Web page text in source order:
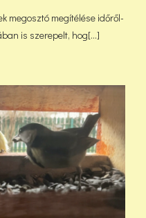
megosztó megítélése időről-
is szerepelt, hog[...]